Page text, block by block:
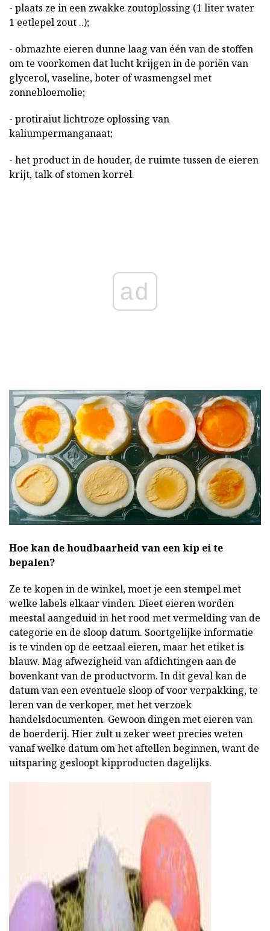
- plaats ze in een zwakke zoutoplossing (1 liter water
1 eetlepel zout ..);
- obmazhte eieren dunne laag van één van de stoffen
om te voorkomen dat lucht krijgen in de poriën van
glycerol, vaseline, boter of wasmengsel met
zonnebloemolie;
- protiraiut lichtroze oplossing van
kaliumpermanganaat;
- het product in de houder, de ruimte tussen de eieren
krijt, talk of stomen korrel.
ad
Hoe kan de houdbaarheid van een kip ei te
bepalen?
Ze te kopen in de winkel, moet je een stempel met
welke labels elkaar vinden. Dieet eieren worden
meestal aangeduid in het rood met vermelding van de
categorie en de sloop datum. Soortgelijke informatie
is te vinden op de eetzaal eieren, maar het etiket is
blauw. Mag afwezigheid van afdichtingen aan de
bovenkant van de productvorm. In dit geval kan de
datum van een eventuele sloop of voor verpakking, te
leren van de verkoper, met het verzoek
handelsdocumenten. Gewoon dingen met eieren van
de boerderij. Hier zult u zeker weet precies weten
vanaf welke datum om het aftellen beginnen, want de
uitsparing gesloopt kipproducten dagelijks.